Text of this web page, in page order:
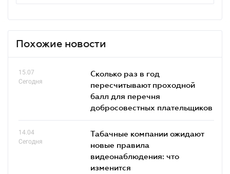
Похожие новости
15.07
Сегодня
Сколько раз в год
пересчитывают проходной
балл для перечня
добросовестных плательщиков
14.04
Сегодня
Табачные компании ожидают
новые правила
видеонаблюдения: что
изменится